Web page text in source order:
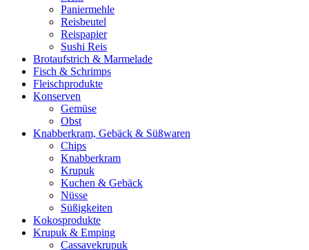
Paniermehle
Reisbeutel
Reispapier
Sushi Reis
Brotaufstrich & Marmelade
Fisch & Schrimps
Fleischprodukte
Konserven
Gemüse
Obst
Knabberkram, Gebäck & Süßwaren
Chips
Knabberkram
Krupuk
Kuchen & Gebäck
Nüsse
Süßigkeiten
Kokosprodukte
Krupuk & Emping
Cassavekrupuk